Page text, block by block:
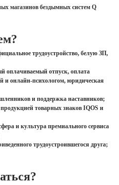
магазинов бездымных систем Q
трудоустройство, белую ЗП,
оплачиваемый отпуск, оплата
и онлайн-психологом, юридическая
и поддержка наставников;
товарных знаков IQOS и
и культура премиального сервиса
трудоустроившегося друга;